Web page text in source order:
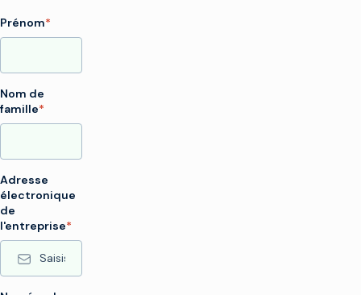
Prénom*
Nom de
famille*
Adresse
électronique
de
l'entreprise*